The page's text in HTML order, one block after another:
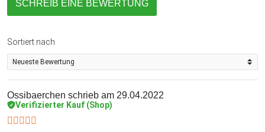
SCHREIB EINE BEWERTUNG
Sortiert nach
Ossibaerchen schrieb am 29.04.2022
Verifizierter Kauf (Shop)